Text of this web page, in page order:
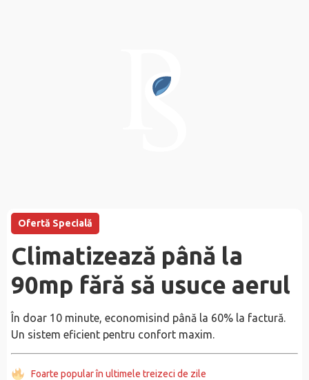
Ofertă Specială
Climatizează până la
90mp fără să usuce aerul
În doar 10 minute, economisind până la 60% la factură.
Un sistem eficient pentru confort maxim.
Foarte popular în ultimele treizeci de zile